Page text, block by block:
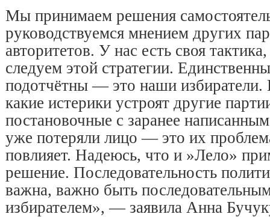
Мы принимаем решения
руководствуемся мнением других
авторитетов. У нас есть своя
следуем этой стратегии.
подотчётны — это наши избиратели.
какие истерики устроят другие
постановочные с заранее
уже потеряли лицо — это их
повлияет. Надеюсь, что и »Лело»
решение. Последовательность
важна, важно быть
избирателем», — заявила Анна